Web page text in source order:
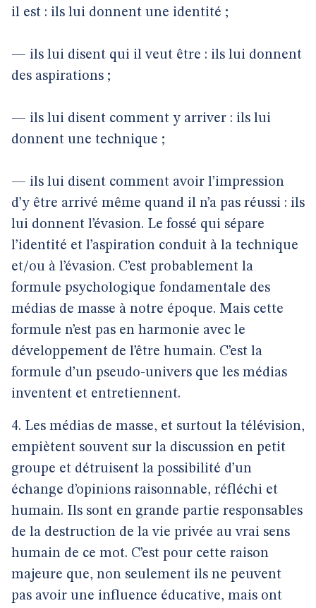
il est : ils lui donnent une identité ;
— ils lui disent qui il veut être : ils lui donnent
des aspirations ;
— ils lui disent comment y arriver : ils lui
donnent une technique ;
— ils lui disent comment avoir l’impression
d’y être arrivé même quand il n’a pas réussi : ils
lui donnent l’évasion. Le fossé qui sépare
l’identité et l’aspiration conduit à la technique
et/ou à l’évasion. C’est probablement la
formule psychologique fondamentale des
médias de masse à notre époque. Mais cette
formule n’est pas en harmonie avec le
développement de l’être humain. C’est la
formule d’un pseudo-univers que les médias
inventent et entretiennent.
4. Les médias de masse, et surtout la télévision,
empiètent souvent sur la discussion en petit
groupe et détruisent la possibilité d’un
échange d’opinions raisonnable, réfléchi et
humain. Ils sont en grande partie responsables
de la destruction de la vie privée au vrai sens
humain de ce mot. C’est pour cette raison
majeure que, non seulement ils ne peuvent
pas avoir une influence éducative, mais ont